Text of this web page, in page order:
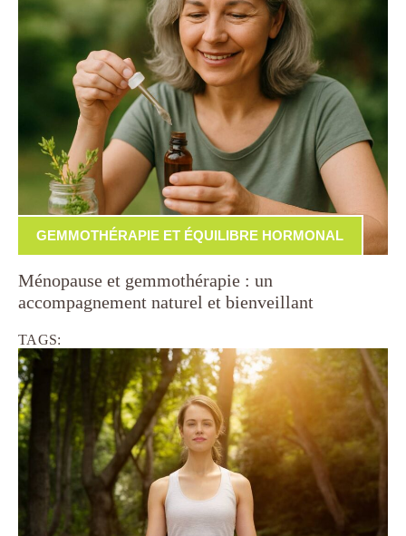
GEMMOTHÉRAPIE ET ÉQUILIBRE HORMONAL
Ménopause et gemmothérapie : un
accompagnement naturel et bienveillant
TAGS: